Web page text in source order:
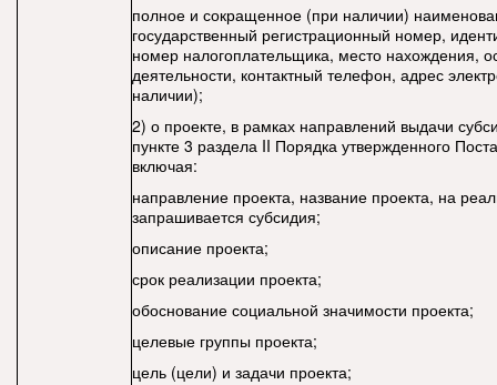
полное и сокращенное (при наличии)
государственный регистрационный номер,
номер налогоплательщика, место нахождения,
деятельности, контактный телефон, адрес
наличии);
2) о проекте, в рамках направлений выдачи
пункте 3 раздела II Порядка утвержденного
включая:
направление проекта, название проекта, на
запрашивается субсидия;
описание проекта;
срок реализации проекта;
обоснование социальной значимости проекта;
целевые группы проекта;
цель (цели) и задачи проекта;